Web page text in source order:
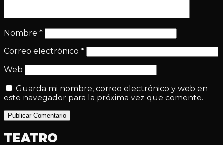
Nombre *
Correo electrónico *
Web
Guarda mi nombre, correo electrónico y web en
este navegador para la próxima vez que comente.
Publicar Comentario
TEATRO